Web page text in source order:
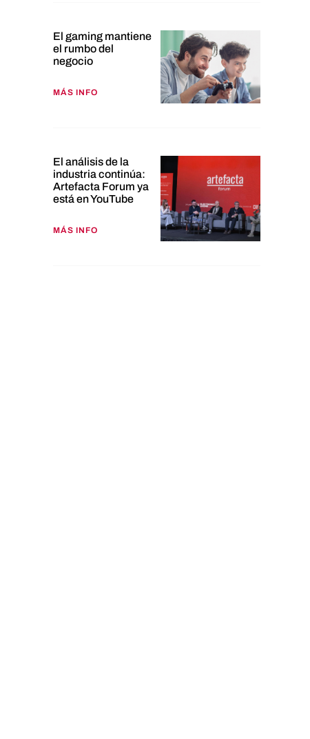
El gaming mantiene
el rumbo del
negocio
MÁS INFO
El análisis de la
industria continúa:
Artefacta Forum ya
está en YouTube
MÁS INFO